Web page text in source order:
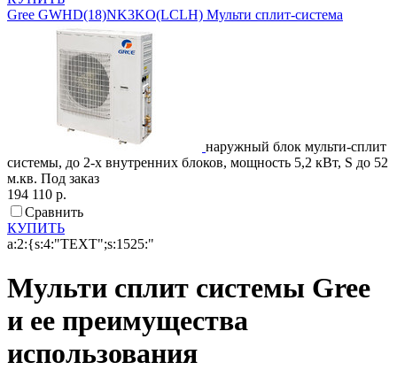
Gree GWHD(18)NK3KO(LCLH) Мульти сплит-система
наружный блок мульти-сплит
системы, до 2-х внутренних блоков, мощность 5,2 кВт, S до 52
м.кв. Под заказ
194 110 р.
Сравнить
КУПИТЬ
a:2:{s:4:"TEXT";s:1525:"
Мульти сплит системы Gree
и ее преимущества
использования